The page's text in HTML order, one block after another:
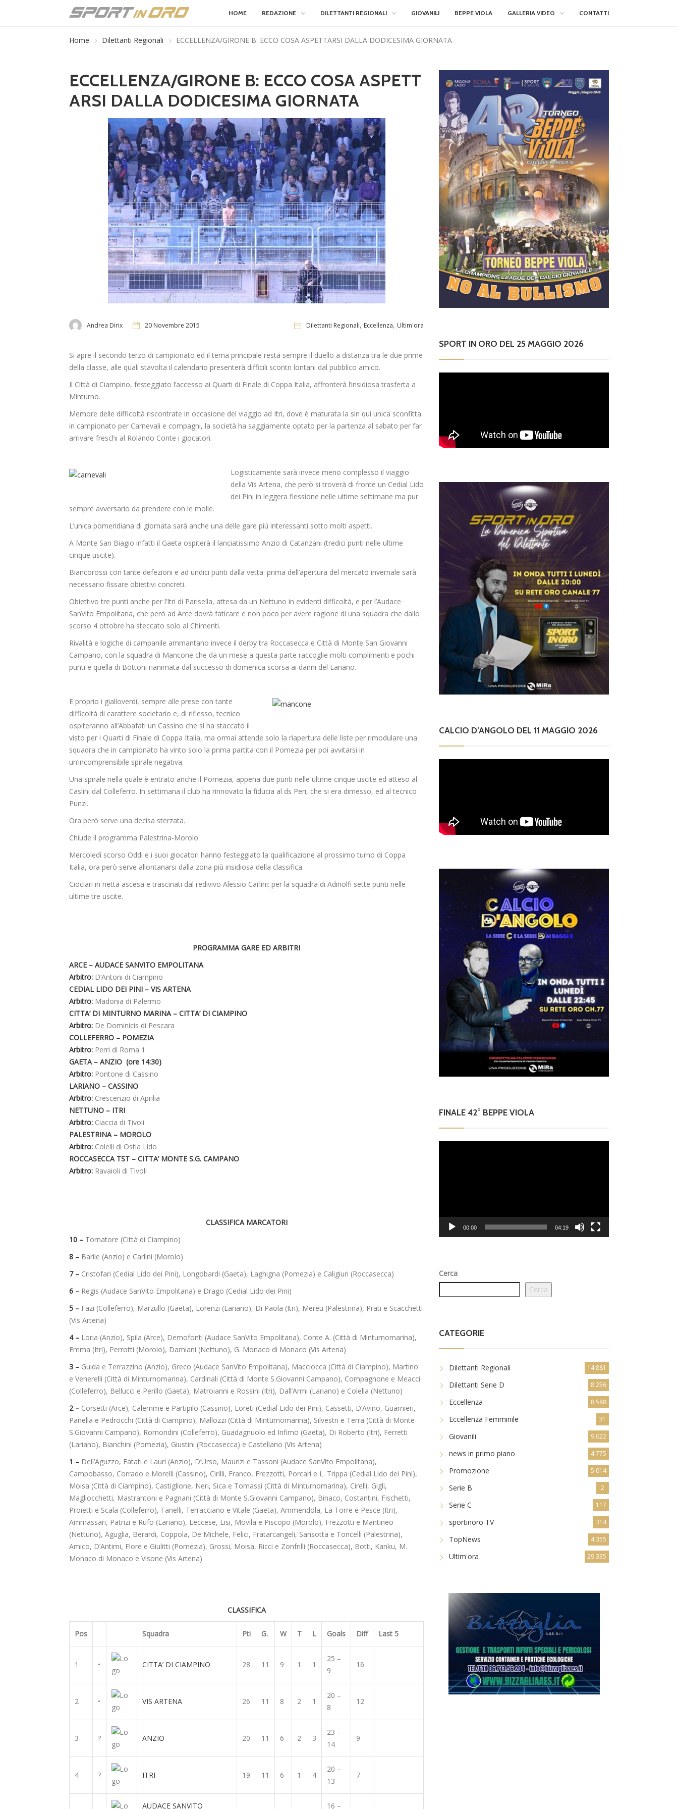
HOME REDAZIONE DILETTANTI REGIONALI GIOVANILI BEPPE VIOLA GALLERIA VIDEO CONTATTI
Home Dilettanti Regionali ECCELLENZA/GIRONE B: ECCO COSA ASPETTARSI DALLA DODICESIMA GIORNATA
ECCELLENZA/GIRONE B: ECCO COSA ASPETT
ARSI DALLA DODICESIMA GIORNATA
Andrea Dirix 20 Novembre 2015 Dilettanti Regionali, Eccellenza, Ultim'ora
Si apre il secondo terzo di campionato ed il tema principale resta sempre il duello a distanza tra le due prime
della classe, alle quali stavolta il calendario presenterà difficili scontri lontani dal pubblico amico.
Il Città di Ciampino, festeggiato l’accesso ai Quarti di Finale di Coppa Italia, affronterà l’insidiosa trasferta a
Minturno.
Memore delle difficoltà riscontrate in occasione del viaggio ad Itri, dove è maturata la sin qui unica sconfitta
in campionato per Carnevali e compagni, la società ha saggiamente optato per la partenza al sabato per far
arrivare freschi al Rolando Conte i giocatori.
Logisticamente sarà invece meno complesso il viaggio
della Vis Artena, che però si troverà di fronte un Cedial Lido
dei Pini in leggera flessione nelle ultime settimane ma pur
sempre avversario da prendere con le molle.
L’unica pomeridiana di giornata sarà anche una delle gare più interessanti sotto molti aspetti.
A Monte San Biagio infatti il Gaeta ospiterà il lanciatissimo Anzio di Catanzani (tredici punti nelle ultime
cinque uscite).
Biancorossi con tante defezioni e ad undici punti dalla vetta: prima dell’apertura del mercato invernale sarà
necessario fissare obiettivi concreti.
Obiettivo tre punti anche per l’Itri di Parisella, attesa da un Nettuno in evidenti difficoltà, e per l’Audace
SanVito Empolitana, che però ad Arce dovrà faticare e non poco per avere ragione di una squadra che dallo
scorso 4 ottobre ha steccato solo al Chimenti.
Rivalità e logiche di campanile ammantano invece il derby tra Roccasecca e Città di Monte San Giovanni
Campano, con la squadra di Mancone che da un mese a questa parte raccoglie molti complimenti e pochi
punti e quella di Bottoni rianimata dal successo di domenica scorsa ai danni del Lariano.
E proprio i gialloverdi, sempre alle prese con tante
difficoltà di carattere societario e, di riflesso, tecnico
ospiteranno all’Abbafati un Cassino che sì ha staccato il
visto per i Quarti di Finale di Coppa Italia, ma ormai attende solo la riapertura delle liste per rimodulare una
squadra che in campionato ha vinto solo la prima partita con il Pomezia per poi avvitarsi in
un’incomprensibile spirale negativa.
Una spirale nella quale è entrato anche il Pomezia, appena due punti nelle ultime cinque uscite ed atteso al
Caslini dal Colleferro. In settimana il club ha rinnovato la fiducia al ds Peri, che si era dimesso, ed al tecnico
Punzi.
Ora però serve una decisa sterzata.
Chiude il programma Palestrina-Morolo.
Mercoledì scorso Oddi e i suoi giocatori hanno festeggiato la qualificazione al prossimo turno di Coppa
Italia, ora però serve allontanarsi dalla zona più insidiosa della classifica.
Ciociari in netta ascesa e trascinati dal redivivo Alessio Carlini: per la squadra di Adinolfi sette punti nelle
ultime tre uscite.
PROGRAMMA GARE ED ARBITRI
ARCE – AUDACE SANVITO EMPOLITANA
Arbitro: D’Antoni di Ciampino
CEDIAL LIDO DEI PINI – VIS ARTENA
Arbitro: Madonia di Palermo
CITTA’ DI MINTURNO MARINA – CITTA’ DI CIAMPINO
Arbitro: De Dominicis di Pescara
COLLEFERRO – POMEZIA
Arbitro: Perri di Roma 1
GAETA – ANZIO (ore 14:30)
Arbitro: Pontone di Cassino
LARIANO – CASSINO
Arbitro: Crescenzio di Aprilia
NETTUNO – ITRI
Arbitro: Ciaccia di Tivoli
PALESTRINA – MOROLO
Arbitro: Colelli di Ostia Lido
ROCCASECCA TST – CITTA’ MONTE S.G. CAMPANO
Arbitro: Ravaioli di Tivoli
CLASSIFICA MARCATORI
10 – Tornatore (Città di Ciampino)
8 – Barile (Anzio) e Carlini (Morolo)
7 – Cristofari (Cedial Lido dei Pini), Longobardi (Gaeta), Laghigna (Pomezia) e Caligiuri (Roccasecca)
6 – Regis (Audace SanVito Empolitana) e Drago (Cedial Lido dei Pini)
5 – Fazi (Colleferro), Marzullo (Gaeta), Lorenzi (Lariano), Di Paola (Itri), Mereu (Palestrina), Prati e Scacchetti
(Vis Artena)
4 – Loria (Anzio), Spila (Arce), Demofonti (Audace SanVito Empolitana), Conte A. (Città di Minturnomarina),
Emma (Itri), Perrotti (Morolo), Damiani (Nettuno), G. Monaco di Monaco (Vis Artena)
3 – Guida e Terrazzino (Anzio), Greco (Audace SanVito Empolitana), Macciocca (Città di Ciampino), Martino
e Venerelli (Città di Minturnomarina), Cardinali (Città di Monte S.Giovanni Campano), Compagnone e Meacci
(Colleferro), Bellucci e Perillo (Gaeta), Matroianni e Rossini (Itri), Dall’Armi (Lariano) e Colella (Nettuno)
2 – Corsetti (Arce), Calemme e Partipilo (Cassino), Loreti (Cedial Lido dei Pini), Cassetti, D’Avino, Guarnieri,
Panella e Pedrocchi (Città di Ciampino), Mallozzi (Città di Minturnomarina), Silvestri e Terra (Città di Monte
S.Giovanni Campano), Romondini (Colleferro), Guadagnuolo ed Infimo (Gaeta), Di Roberto (Itri), Ferretti
(Lariano), Bianchini (Pomezia), Giustini (Roccasecca) e Castellano (Vis Artena)
1 – Dell’Aguzzo, Fatati e Lauri (Anzio), D’Urso, Maurizi e Tassoni (Audace SanVito Empolitana),
Campobasso, Corrado e Morelli (Cassino), Cirilli, Franco, Frezzotti, Porcari e L. Trippa (Cedial Lido dei Pini),
Moisa (Città di Ciampino), Castiglione, Neri, Sica e Tomassi (Città di Minturnomarina), Cirelli, Gigli,
Magliocchetti, Mastrantoni e Pagnani (Città di Monte S.Giovanni Campano), Binaco, Costantini, Fischetti,
Proietti e Scala (Colleferro), Fanelli, Terracciano e Vitale (Gaeta), Ammendola, La Torre e Pesce (Itri),
Ammassari, Patrizi e Rufo (Lariano), Leccese, Lisi, Movila e Piscopo (Morolo), Frezzotti e Mantineo
(Nettuno), Aguglia, Berardi, Coppola, De Michele, Felici, Fratarcangeli, Sansotta e Toncelli (Palestrina),
Amico, D’Antimi, Flore e Giulitti (Pomezia), Grossi, Moisa, Ricci e Zonfrilli (Roccasecca), Botti, Kanku, M.
Monaco di Monaco e Visone (Vis Artena)
CLASSIFICA
Pos Squadra Pti G. W T L Goals Diff Last 5
1 • CITTA’ DI CIAMPINO 28 11 9 1 1
25 –
9
16
2 • VIS ARTENA 26 11 8 2 1
20 –
8
12
3 ? ANZIO 20 11 6 2 3
23 –
14
9
4 ? ITRI 19 11 6 1 4
20 –
13
7
AUDACE SANVITO 16 –
SPORT IN ORO DEL 25 MAGGIO 2026
CALCIO D’ANGOLO DEL 11 MAGGIO 2026
FINALE 42° BEPPE VIOLA
00:00 04:19
Cerca
Cerca
CATEGORIE
Dilettanti Regionali 14.881
Dilettanti Serie D 8.256
Eccellenza 8.588
Eccellenza Femminile 31
Giovanili 9.022
news in primo piano 4.775
Promozione 5.014
Serie B 2
Serie C 117
sportinoro TV 314
TopNews 4.355
Ultim'ora 29.335